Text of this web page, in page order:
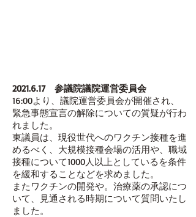
2021.6.17参議院議院運営委員会
16:00より、議院運営委員会が開催され、
緊急事態宣言の解除についての質疑が行わ
れました。
東議員は、現役世代へのワクチン接種を進
めるべく、大規模接種会場の活用や、職域
接種について1000人以上としているを条件
を緩和することなどを求めました。
またワクチンの開発や。治療薬の承認につ
いて、見通される時期について質問いたし
ました。